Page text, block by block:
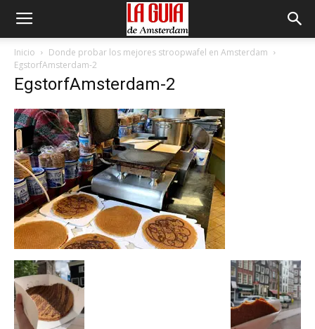
Inicio
Donde probar los mejores stroopwafel en Amsterdam
EgstorfAmsterdam-2
EgstorfAmsterdam-2